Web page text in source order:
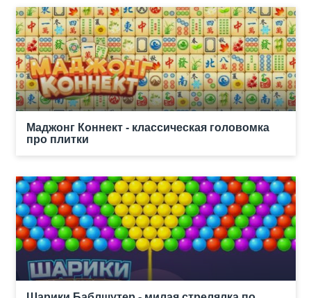
Маджонг Коннект - классическая головомка
про плитки